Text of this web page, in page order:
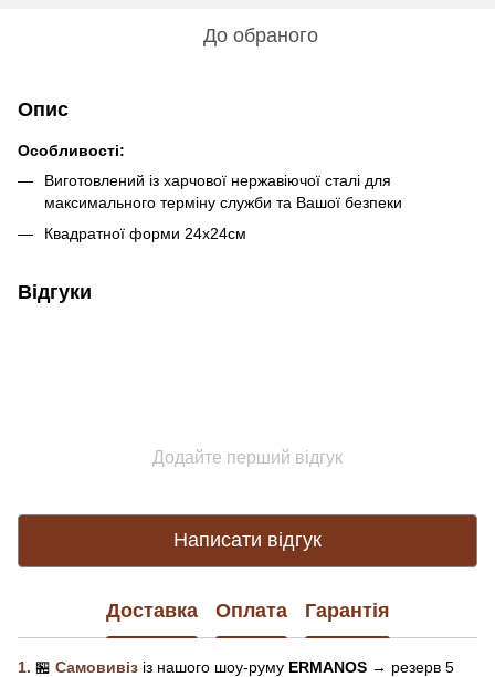
До обраного
Опис
Особливості:
Виготовлений із харчової нержавіючої сталі для
максимального терміну служби та Вашої безпеки
Квадратної форми 24х24см
Відгуки
Додайте перший відгук
Написати відгук
Доставка Оплата Гарантія
1. 🏪 Самовивіз із нашого шоу-руму ERMANOS → резерв 5